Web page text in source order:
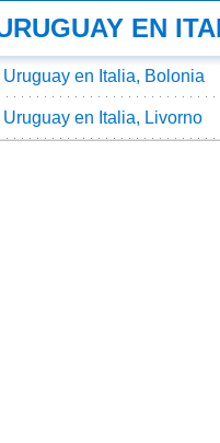
EN
en Italia, Bolonia
en Italia, Livorno